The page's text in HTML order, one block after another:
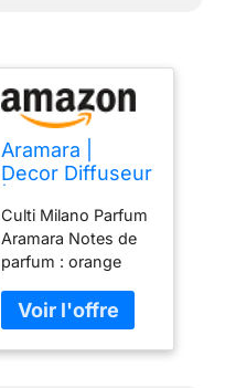
Aramara |
Decor Diffuseur
Culti Milano Parfum
Aramara Notes de
parfum : orange
bois de santal
Diffuseur de parfum
d'ambiance 1000 ml